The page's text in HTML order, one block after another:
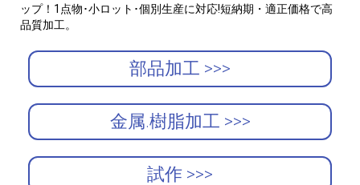
ップ！1点物･小ロット･個別生産に対応!短納期・適正価格で高
品質加工。
部品加工 >>>
金属.樹脂加工 >>>
試作 >>>